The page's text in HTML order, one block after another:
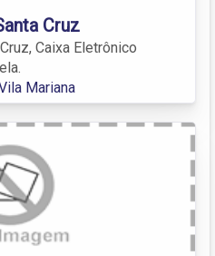
Cruz
Caixa Eletrônico
Mariana